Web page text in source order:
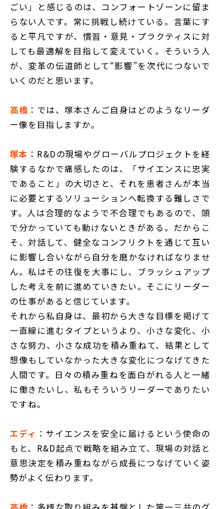
ごい」と感じるのは、コンフォートゾーンに留ま
らない人です。常に挑戦し続けている。言葉にす
ると平凡ですが、慣習・意見・プラクティスに対
しても最適解を目指して変えていく。そういう人
が、変革の伝道師として“影響”を次代につないで
いくのだと思います。
高橋 ：では、塚本さんご自身はどのようなリーダ
ー像を目指しますか。
塚本 ：R&Dの現場やグローバルプロジェクトを経
験するなかで痛感したのは、「サイエンスに忠実
であること」の大切さと、それを患者さんが本当
に必要とするソリューションへ転換する難しさで
す。人は合理的なようで不合理でもあるので、頭
で分かっていても動けないときがある。だからこ
そ、対話して、健全なコンフリクトを通じて互い
に影響し合いながら自分を磨かなければなりませ
ん。私はその往復を大事にし、ブラッシュアップ
した考えを前に進めていきたい。そこにリーダー
の仕事があると信じています。
それから私自身は、最初から大きな目標を掲げて
一直線に進むタイプというより、小さな変化、小
さな努力、小さな成功を積み重ねて、結果として
想像もしていなかった大きな変化につなげてきた
人間です。日々の積み重ねを面白がれる人と一緒
に働きたいし、私もそういうリーダーでありたい
ですね。
エディ ：サイエンスを安全に届けるという使命の
もと、R&D起点で戦略を組み立て、現場の対話と
意思決定を積み重ねながら成長につなげていく姿
勢がよく伝わります。